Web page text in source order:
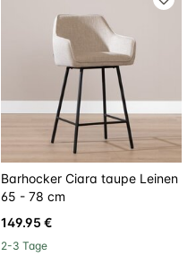
Barhocker Ciara taupe Leinen
65 - 78 cm
149.95 €
2-3 Tage